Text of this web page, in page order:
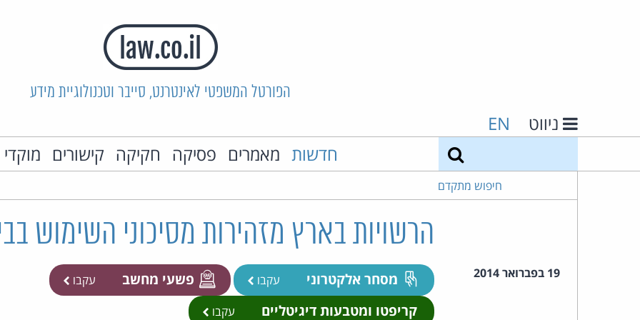
הפורטל המשפטי לאינטרנט, סייבר וטכנולוגיית מידע
ניווט EN
חדשות מאמרים פסיקה חקיקה קישורים
חיפוש מתקדם
הרשויות בארץ מזהירות מסיכוני השימוש
19 בפברואר 2014 מסחר אלקטרוני עקבו פשעי מחשב עקבו
קריפטו ומטבעות דיגיטליים עקבו